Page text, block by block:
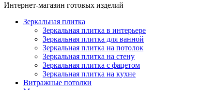
Интернет-магазин готовых изделий
Зеркальная плитка
Зеркальная плитка в интерьере
Зеркальная плитка для ванной
Зеркальная плитка на потолок
Зеркальная плитка на стену
Зеркальная плитка с фацетом
Зеркальная плитка на кухне
Витражные потолки